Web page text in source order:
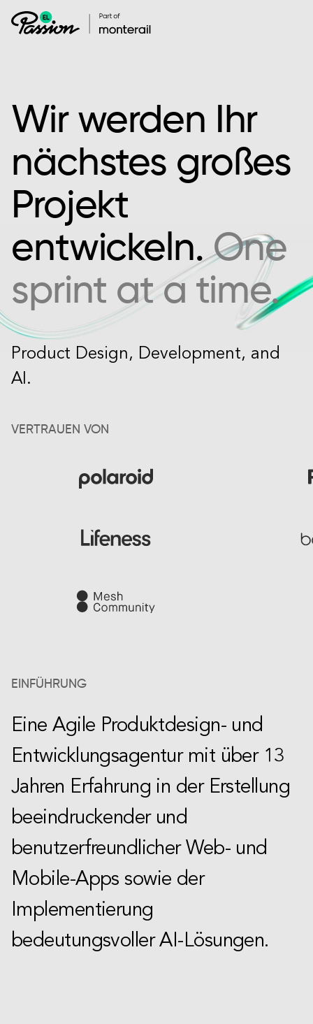
Wir werden Ihr
nächstes großes
Projekt
entwickeln.One
sprint at a time.
Product Design, Development, and
AI.
VERTRAUEN VON
EINFÜHRUNG
Eine Agile Produktdesign- und
Entwicklungsagentur mit über 13
Jahren Erfahrung in der Erstellung
beeindruckender und
benutzerfreundlicher Web- und
Mobile-Apps sowie der
Implementierung
bedeutungsvoller AI-Lösungen.